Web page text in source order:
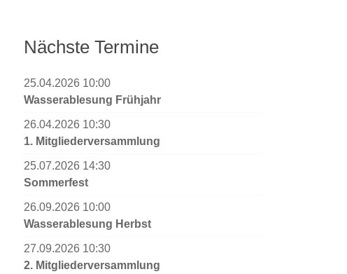
Nächste Termine
25.04.2026 10:00
Wasserablesung Frühjahr
26.04.2026 10:30
1. Mitgliederversammlung
25.07.2026 14:30
Sommerfest
26.09.2026 10:00
Wasserablesung Herbst
27.09.2026 10:30
2. Mitgliederversammlung